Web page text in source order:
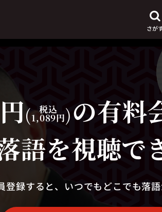
さが
からさがす
時間からさがす
( 税込
1,089円)の有料
語を視聴で
登録すると、いつでもどこでも落語